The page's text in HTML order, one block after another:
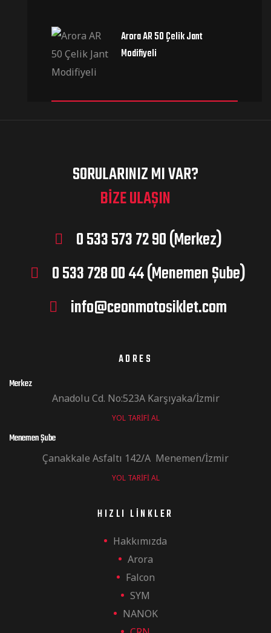
Arora AR 50 Çelik Jant
Modifiyeli
SORULARINIZ MI VAR?
BIZE ULAŞIN
0 533 573 72 90 (Merkez)
0 533 728 00 44 (Menemen Şube)
info@ceonmotosiklet.com
ADRES
Merkez
Anadolu Cd. No:523A Karşıyaka/İzmir
YOL TARIFI AL
Menemen Şube
Çanakkale Asfaltı 142/A Menemen/İzmir
YOL TARIFI AL
HIZLI LINKLER
Hakkımızda
Arora
Falcon
SYM
NANOK